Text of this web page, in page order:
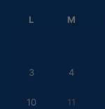
L M
3 4
10 11